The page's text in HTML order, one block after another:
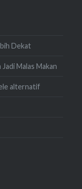
Dekat
Malas Makan
alternatif